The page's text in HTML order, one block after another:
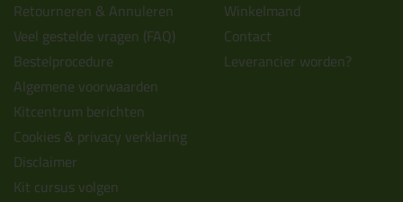
Retourneren & Annuleren
Veel gestelde vragen (FAQ)
Bestelprocedure
Algemene voorwaarden
Kitcentrum berichten
Cookies & privacy verklaring
Disclaimer
Kit cursus volgen
Winkelmand
Contact
Leverancier worden?